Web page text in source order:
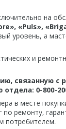
на
«Puls»,
уровень, а
и
связанную
0-800-
в месте
ремонту,
потребителем.